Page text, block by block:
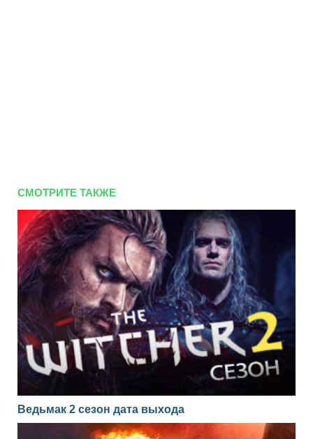
СМОТРИТЕ ТАКЖЕ
Ведьмак 2 сезон дата выхода